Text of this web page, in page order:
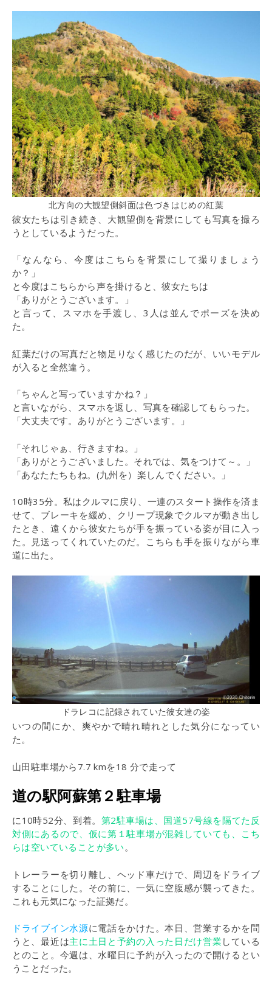
北方向の大観望側斜面は色づきはじめの紅葉
彼女たちは引き続き、大観望側を背景にしても写真を撮ろ
うとしているようだった。
「なんなら、今度はこちらを背景にして撮りましょう
か？」
と今度はこちらから声を掛けると、彼女たちは
「ありがとうございます。」
と言って、スマホを手渡し、3人は並んでポーズを決め
た。
紅葉だけの写真だと物足りなく感じたのだが、いいモデル
が入ると全然違う。
「ちゃんと写っていますかね？」
と言いながら、スマホを返し、写真を確認してもらった。
「大丈夫です。ありがとうございます。」
「それじゃぁ、行きますね。」
「ありがとうございました。それでは、気をつけて～。」
「あなたたちもね。(九州を）楽しんでください。」
10時35分。私はクルマに戻り、一連のスタート操作を済ま
せて、ブレーキを緩め、クリープ現象でクルマが動き出し
たとき、遠くから彼女たちが手を振っている姿が目に入っ
た。見送ってくれていたのだ。こちらも手を振りながら車
道に出た。
ドラレコに記録されていた彼女達の姿
いつの間にか、爽やかで晴れ晴れとした気分になってい
た。
山田駐車場から7.7 kmを18 分で走って
道の駅阿蘇第２駐車場
に10時52分、到着。 第2駐車場は、国道57号線を隔てた反
対側にあるので、仮に第１駐車場が混雑していても、こち
らは空いていることが多い。
トレーラーを切り離し、ヘッド車だけで、周辺をドライブ
することにした。その前に、一気に空腹感が襲ってきた。
これも元気になった証拠だ。
ドライブイン水源に電話をかけた。本日、営業するかを問
うと、最近は主に土日と予約の入った日だけ営業 している
とのこと。今週は、水曜日に予約が入ったので開けるとい
うことだった。